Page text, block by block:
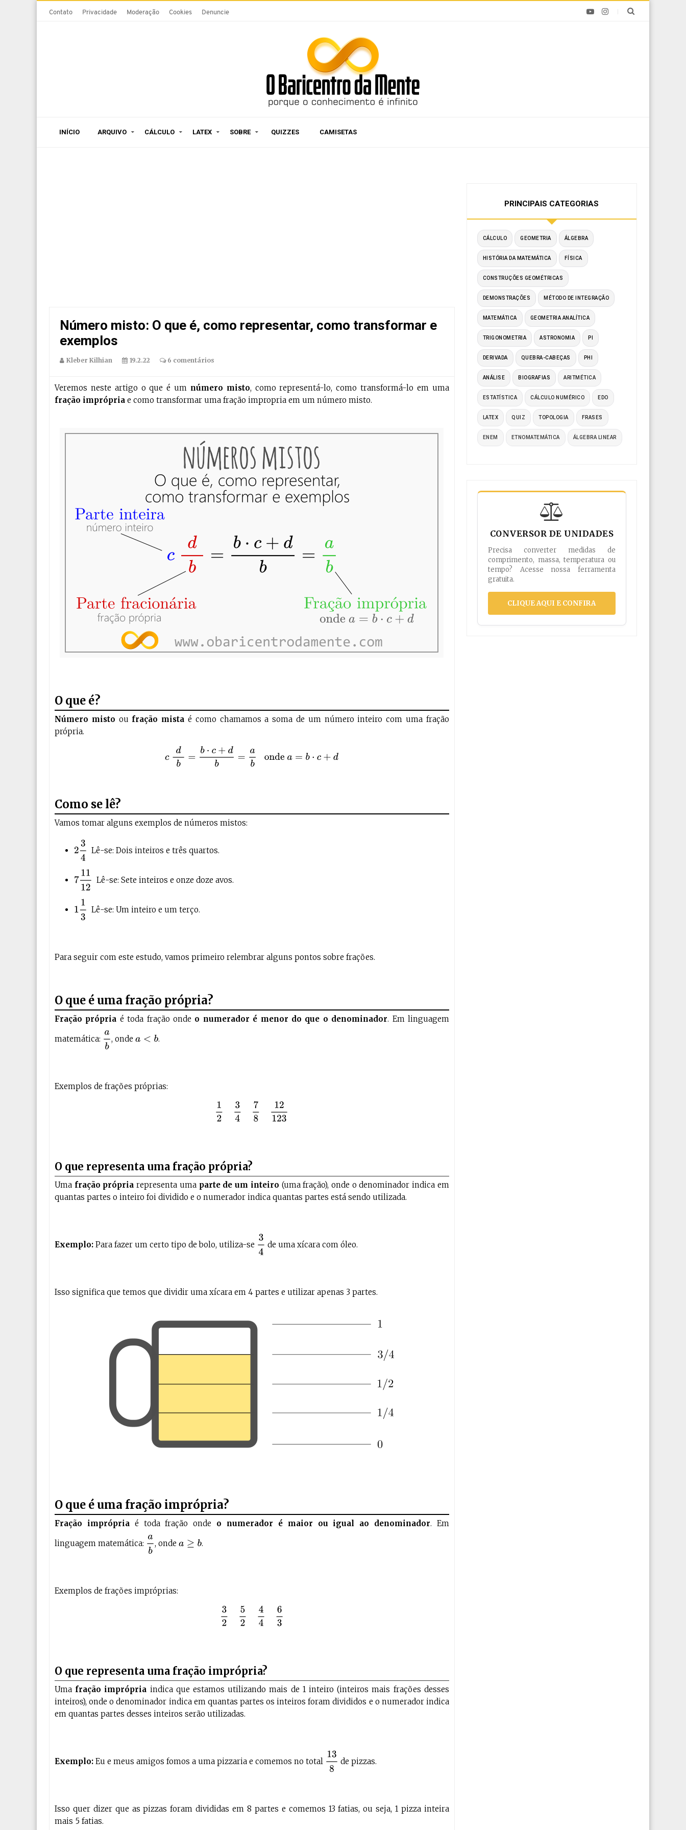
Contato Privacidade Moderação Cookies Denuncie
INÍCIO ARQUIVO CÁLCULO LATEX SOBRE QUIZZES CAMISETAS
Número misto: O que é, como representar, como transformar e
exemplos
Kleber Kilhian 19.2.22 6 comentários
Veremos neste artigo o que é um número misto, como representá-lo, como transformá-lo em uma
fração imprópria e como transformar uma fração impropria em um número misto.
O que é?
Número misto ou fração mista é como chamamos a soma de um número inteiro com uma fração
própria.
d b = b⋅ c+ ab onde +
Como se lê?
Vamos tomar alguns exemplos de números mistos:
34
Lê-se: Dois inteiros e três quartos.
11 12
Lê-se: Sete inteiros e onze doze avos.
3
Lê-se: Um inteiro e um terço.
Para seguir com este estudo, vamos primeiro relembrar alguns pontos sobre frações.
O que é uma fração própria?
Fração própria é toda fração onde o numerador é menor do que o denominador. Em linguagem
matemática:
ab
, ondea<b .
Exemplos de frações próprias:
23 812
O que representa uma fração própria?
Uma fração própria representa uma parte de um inteiro (uma fração), onde o denominador indica em
quantas partes o inteiro foi dividido e o numerador indica quantas partes está sendo utilizada.
Exemplo: Para fazer um certo tipo de bolo, utiliza-se
34
de uma xícara com óleo.
Isso significa que temos que dividir uma xícara em 4 partes e utilizar apenas 3 partes.
O que é uma fração imprópria?
Fração imprópriaé toda fração onde o numerador é maior ou igual ao denominador. Em
linguagem matemática:
ab
, ondea≥b .
Exemplos de frações impróprias:
25 46
O que representa uma fração imprópria?
Uma fração imprópria indica que estamos utilizando mais de 1 inteiro (inteiros mais frações desses
inteiros), onde o denominador indica em quantas partes os inteiros foram divididos e o numerador indica
em quantas partes desses inteiros serão utilizadas.
Exemplo: Eu e meus amigos fomos a uma pizzaria e comemos no total
138
de pizzas.
Isso quer dizer que as pizzas foram divididas em 8 partes e comemos 13 fatias, ou seja, 1 pizza inteira
mais 5 fatias.
PRINCIPAIS CATEGORIAS
CÁLCULO GEOMETRIA ÁLGEBRA
HISTÓRIA DA MATEMÁTICA FÍSICA
CONSTRUÇÕES GEOMÉTRICAS
DEMONSTRAÇÕES MÉTODO DE INTEGRAÇÃO
MATEMÁTICA GEOMETRIA ANALÍTICA
TRIGONOMETRIA ASTRONOMIA PI
DERIVADA QUEBRA-CABEÇAS PHI
ANÁLISE BIOGRAFIAS ARITMÉTICA
ESTATÍSTICA CÁLCULO NUMÉRICO EDO
LATEX QUIZ TOPOLOGIA FRASES
ENEM ETNOMATEMÁTICA ÁLGEBRA LINEAR
CONVERSOR DE UNIDADES
Precisa converter medidas de
comprimento, massa, temperatura ou
tempo? Acesse nossa ferramenta
gratuita.
CLIQUE AQUI E CONFIRA